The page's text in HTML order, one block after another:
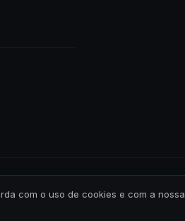
com o uso de cookies e com a nossa